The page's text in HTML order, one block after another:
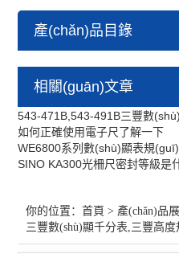
產(chǎn)品目錄
千分表
TESA千分表
三豐千分表
相關(guān)文章
543-471B,543-491B三豐數
如何正確使用電子尺了解一下
WE6800系列數(shù)顯表規
SINO KA300光柵尺密封等級是
你的位置：首頁 > 產(chǎn)品
三豐數(shù)顯千分表,三豐高度